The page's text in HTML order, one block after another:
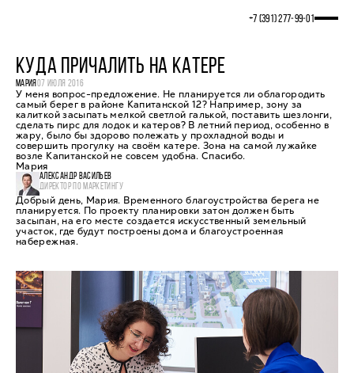
+7 (391) 277‒99‒01
КУДА ПРИЧАЛИТЬ НА КАТЕРЕ
МАРИЯ07 ИЮЛЯ 2016
У меня вопрос-предложение. Не планируется ли облагородить
самый берег в районе Капитанской 12? Например, зону за
калиткой засыпать мелкой светлой галькой, поставить шезлонги,
сделать пирс для лодок и катеров? В летний период, особенно в
жару, было бы здорово полежать у прохладной воды и
совершить прогулку на своём катере. Зона на самой лужайке
возле Капитанской не совсем удобна. Спасибо.
Мария
АЛЕКСАНДР ВАСИЛЬЕВ
ДИРЕКТОР ПО МАРКЕТИНГУ
Добрый день, Мария. Временного благоустройства берега не
планируется. По проекту планировки затон должен быть
засыпан, на его месте создается искусственный земельный
участок, где будут построены дома и благоустроенная
набережная.